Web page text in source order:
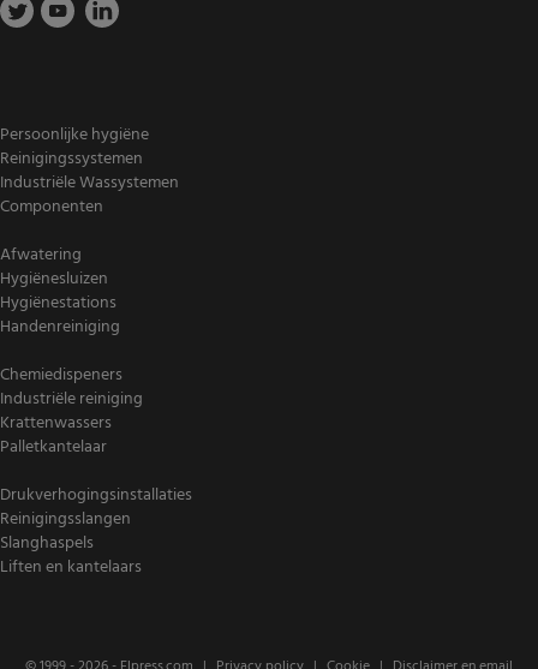
Persoonlijke hygiëne
Reinigingssystemen
Industriële Wassystemen
Componenten
Afwatering
Hygiënesluizen
Hygiënestations
Handenreiniging
Chemiedispeners
Industriële reiniging
Krattenwassers
Palletkantelaar
Drukverhogingsinstallaties
Reinigingsslangen
Slanghaspels
Liften en kantelaars